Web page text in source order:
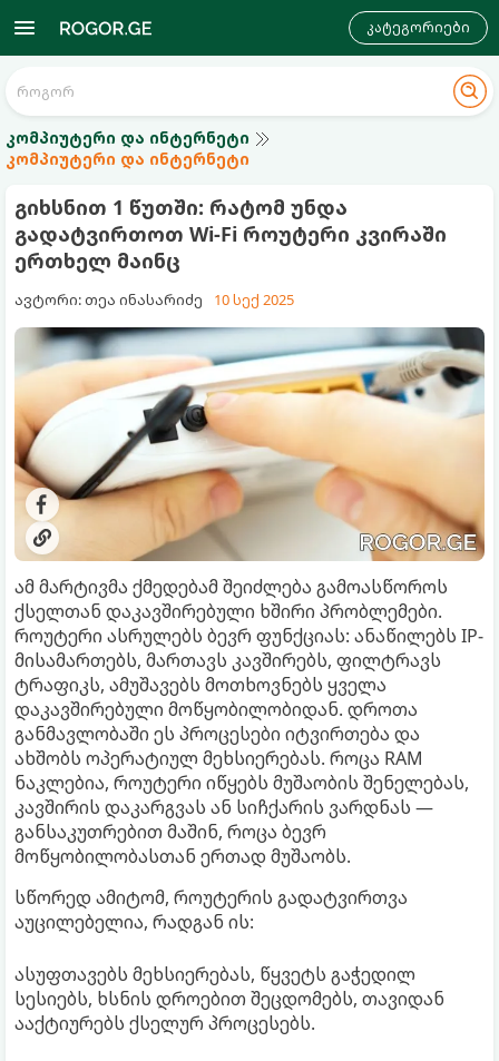
კატეგორიები
კომპიუტერი და ინტერნეტი
კომპიუტერი და ინტერნეტი
გიხსნით 1 წუთში: რატომ უნდა
გადატვირთოთ Wi‑Fi როუტერი კვირაში
ერთხელ მაინც
ავტორი: თეა ინასარიძე 10 სექ 2025
ამ მარტივმა ქმედებამ შეიძლება გამოასწოროს
ქსელთან დაკავშირებული ხშირი პრობლემები.
როუტერი ასრულებს ბევრ ფუნქციას: ანაწილებს IP-
მისამართებს, მართავს კავშირებს, ფილტრავს
ტრაფიკს, ამუშავებს მოთხოვნებს ყველა
დაკავშირებული მოწყობილობიდან. დროთა
განმავლობაში ეს პროცესები იტვირთება და
ახშობს ოპერატიულ მეხსიერებას. როცა RAM
ნაკლებია, როუტერი იწყებს მუშაობის შენელებას,
კავშირის დაკარგვას ან სიჩქარის ვარდნას —
განსაკუთრებით მაშინ, როცა ბევრ
მოწყობილობასთან ერთად მუშაობს.
სწორედ ამიტომ, როუტერის გადატვირთვა
აუცილებელია, რადგან ის:
ასუფთავებს მეხსიერებას, წყვეტს გაჭედილ
სესიებს, ხსნის დროებით შეცდომებს, თავიდან
ააქტიურებს ქსელურ პროცესებს.